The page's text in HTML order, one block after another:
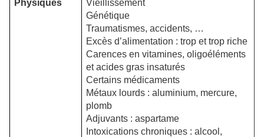
Physiques
Vieillissement
Génétique
Traumatismes, accidents, …
Excès d’alimentation : trop et trop riche
Carences en vitamines, oligoéléments
et acides gras insaturés
Certains médicaments
Métaux lourds : aluminium, mercure,
plomb
Adjuvants : aspartame
Intoxications chroniques : alcool,